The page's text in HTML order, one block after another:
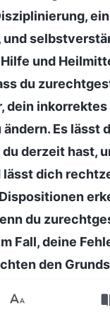
und
und
du
dein
Es lässt
du derzeit hast,
lässt dich
du
Fall, deine
den